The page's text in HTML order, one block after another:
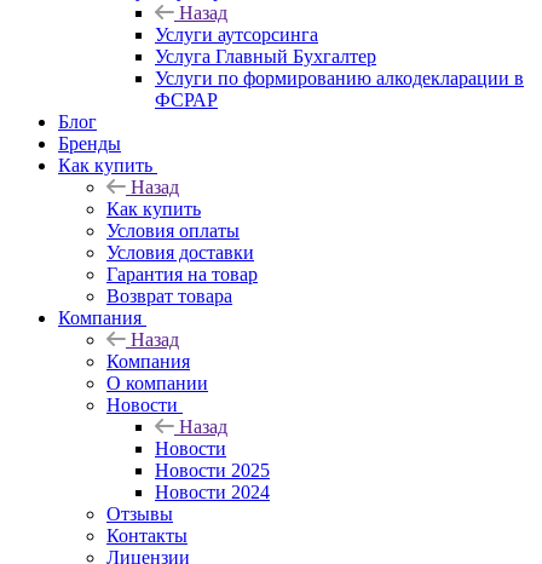
Назад
Услуги аутсорсинга
Услуга Главный Бухгалтер
Услуги по формированию алкодекларации в
ФСРАР
Блог
Бренды
Как купить
Назад
Как купить
Условия оплаты
Условия доставки
Гарантия на товар
Возврат товара
Компания
Назад
Компания
О компании
Новости
Назад
Новости
Новости 2025
Новости 2024
Отзывы
Контакты
Лицензии